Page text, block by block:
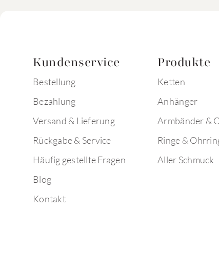
Kundenservice
Bestellung
Bezahlung
Versand & Lieferung
Rückgabe & Service
Häufig gestellte Fragen
Blog
Kontakt
Produkte
Ketten
Anhänger
Armbänder &
Ringe &
Aller Schmuck